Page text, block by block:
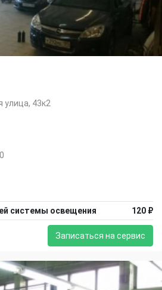
улица, 43к2
системы освещения 120 ₽
Записаться на сервис